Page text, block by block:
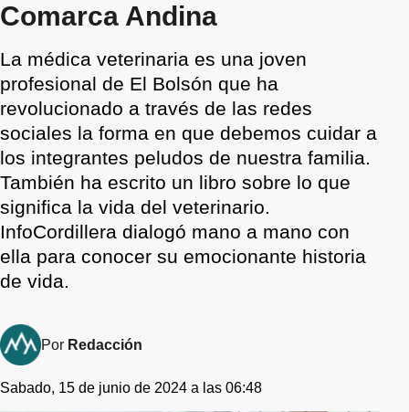
Comarca Andina
La médica veterinaria es una joven
profesional de El Bolsón que ha
revolucionado a través de las redes
sociales la forma en que debemos cuidar a
los integrantes peludos de nuestra familia.
También ha escrito un libro sobre lo que
significa la vida del veterinario.
InfoCordillera dialogó mano a mano con
ella para conocer su emocionante historia
de vida.
Por Redacción
Sabado, 15 de junio de 2024 a las 06:48